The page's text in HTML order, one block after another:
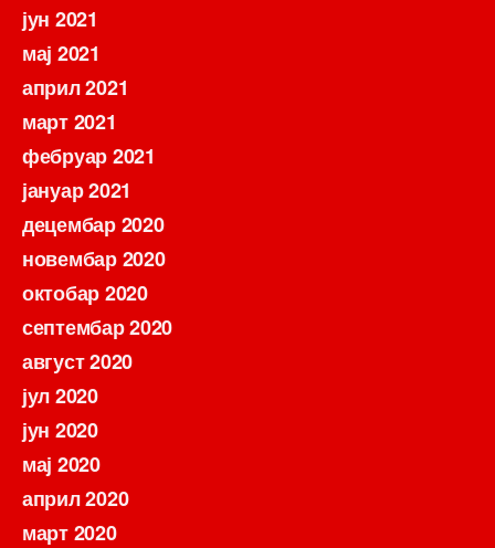
јун 2021
мај 2021
април 2021
март 2021
фебруар 2021
јануар 2021
децембар 2020
новембар 2020
октобар 2020
септембар 2020
август 2020
јул 2020
јун 2020
мај 2020
април 2020
март 2020